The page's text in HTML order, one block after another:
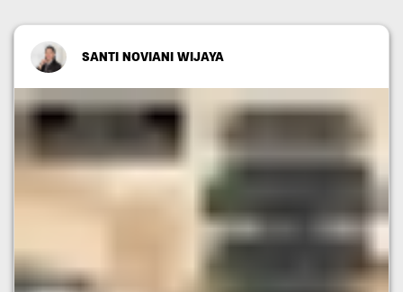
SANTI NOVIANI WIJAYA